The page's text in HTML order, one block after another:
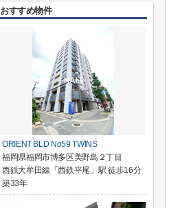
おすすめ物件
ORIENT BLD No59 TWINS
福岡県福岡市博多区美野島２丁目
西鉄大牟田線「西鉄平尾」駅 徒歩16分
築33年